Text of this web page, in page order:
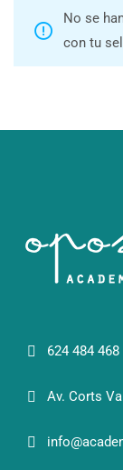
No se
con tu
624 484 468
Av. Corts